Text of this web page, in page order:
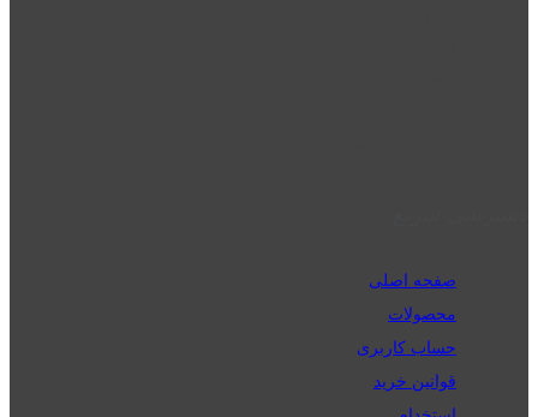
صفحه اصلی
محصولات
حساب کاربری
قوانین خرید